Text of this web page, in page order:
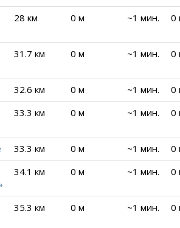
28 км 0 м ~1 мин. 0
31.7 км 0 м ~1 мин. 0
32.6 км 0 м ~1 мин.
0
33.3 км 0 м ~1 мин. 0
33.3 км 0 м ~1 мин.
0
34.1 км 0 м ~1 мин. 0
35.3 км 0 м ~1 мин. 0